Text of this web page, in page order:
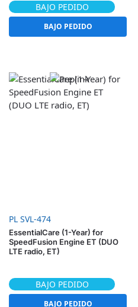
BAJO PEDIDO
BAJO PEDIDO
PL SVL-474
EssentialCare (1-Year) for
SpeedFusion Engine ET (DUO
LTE radio, ET)
BAJO PEDIDO
BAJO PEDIDO